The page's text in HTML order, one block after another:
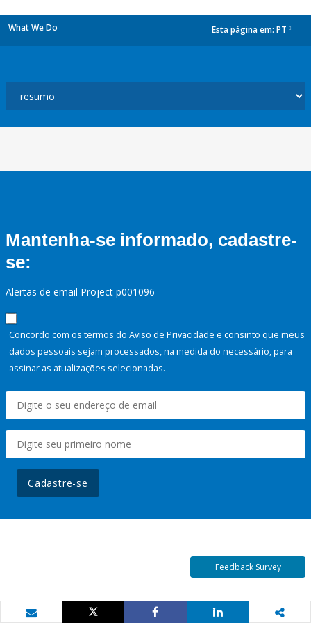
What We Do Esta página em: PT
Mantenha-se informado, cadastre-
se:
Alertas de email Project p001096
Concordo com os termos do Aviso de Privacidade e consinto que meus
dados pessoais sejam processados, na medida do necessário, para
assinar as atualizações selecionadas.
Cadastre-se
Feedback Survey